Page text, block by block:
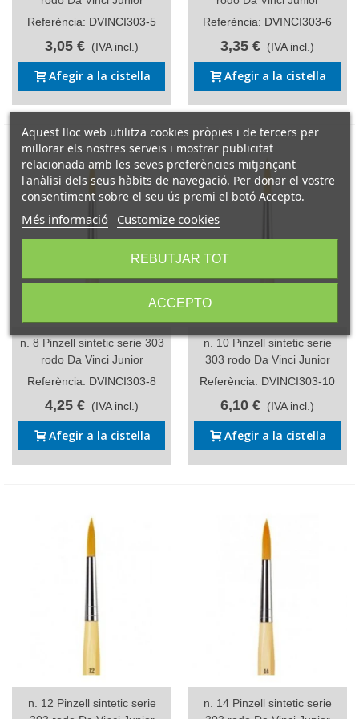
Referència: DVINCI303-5
3,05 € (IVA incl.)
Afegir a la cistella
Referència: DVINCI303-6
3,35 € (IVA incl.)
Afegir a la cistella
n. 8 Pinzell sintetic serie 303
rodo Da Vinci Junior
Referència: DVINCI303-8
4,25 € (IVA incl.)
Afegir a la cistella
n. 10 Pinzell sintetic serie
303 rodo Da Vinci Junior
Referència: DVINCI303-10
6,10 € (IVA incl.)
Afegir a la cistella
n. 12 Pinzell sintetic serie
n. 14 Pinzell sintetic serie
Aquest lloc web utilitza cookies pròpies i de tercers per
millorar els nostres serveis i mostrar publicitat
relacionada amb les seves preferències mitjançant
l'anàlisi dels seus hàbits de navegació. Per donar el vostre
consentiment sobre el seu ús premi el botó Accepto.
Més informació Customize cookies
REBUTJAR TOT
ACCEPTO